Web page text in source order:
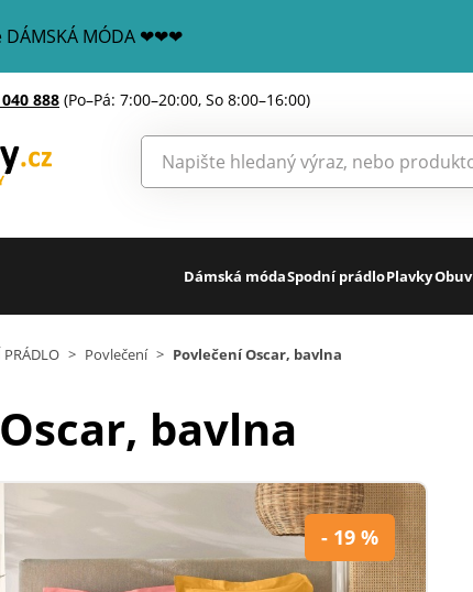
DÁMSKÁ MÓDA ❤❤❤
888 (Po–Pá: 7:00–20:00, So 8:00–16:00)
Dámská módaSpodní prádloPlavkyObuv
> Povlečení > Povlečení Oscar, bavlna
bavlna
- 19 %